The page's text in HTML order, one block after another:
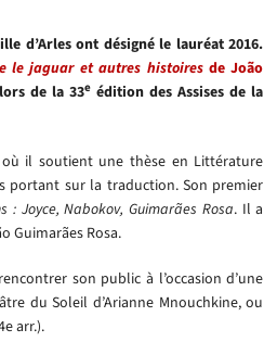
d’Arles ont désigné le lauréat 2016.
le jaguar et autres histoiresde João
de la 33e édition des Assises de la
où il soutient une thèse en Littérature
portant sur la traduction. Son premier
Joyce, Nabokov, Guimarães Rosa. Il a
Guimarães Rosa.
son public à l’occasion d’une
du Soleil d’Arianne Mnouchkine, ou
arr.).